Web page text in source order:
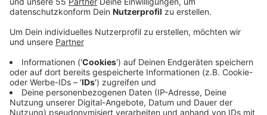
Anzeige
In dem Brief hatten die Kandidaten dem Kreis
Versäumnisse bei der Klimaschutzpolitik vorgeworfen
und gefordert, die ausgeschriebenen Stellen der